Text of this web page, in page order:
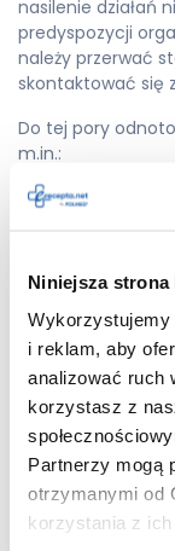
Niniejsza
Wykorzystujemy
i reklam, aby
analizować ruch
korzystasz z
Partnerzy mogą
otrzymanymi od
korzystania z ich
nasilenie działań
predyspozycji
należy przerwać
skontaktować się
Do tej pory
m.in.:
trudności w
biegunka;
nudności;
obrzęki
zmęczenie;
zaparcia;
mrowienie
zaburzenia
depresja;
koszmary